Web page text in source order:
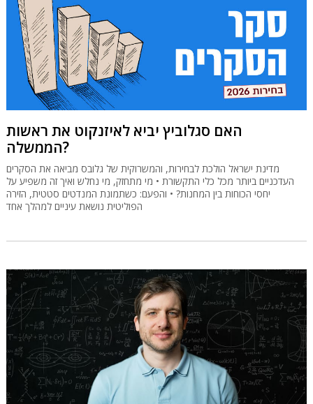
האם סגלוביץ יביא לאיזנקוט את ראשות
הממשלה?
מדינת ישראל הולכת לבחירות, והמשרוקית של גלובס מביאה את הסקרים
העדכניים ביותר מכל כלי התקשורת • מי מתחזק, מי נחלש ואיך זה משפיע על
יחסי הכוחות בין המחנות? • והפעם: כשתמונת המנדטים סטטית, הזירה
הפוליטית נושאת עיניים למהלך אחד